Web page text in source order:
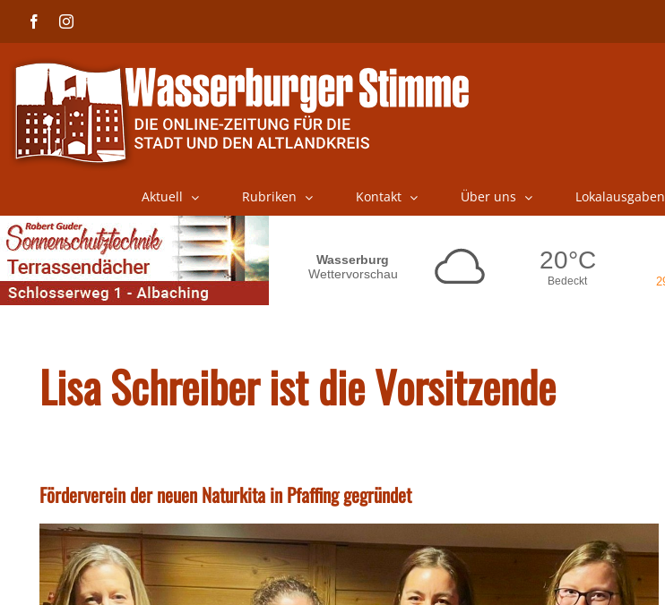
FacebookInstagram
Aktuell Rubriken Kontakt Über uns Lokalausgaben
Lisa Schreiber ist die Vorsitzende
Förderverein der neuen Naturkita in Pfaffing gegründet